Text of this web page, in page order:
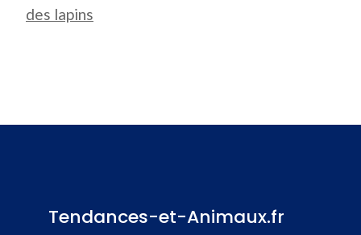
des lapins
Tendances-et-Animaux.fr